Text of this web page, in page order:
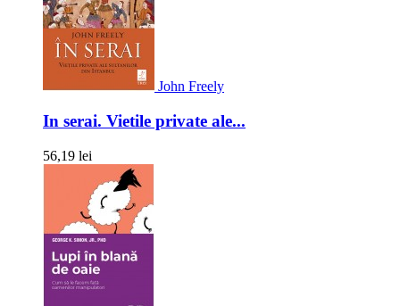
John Freely
In serai. Vietile private ale...
56,19 lei